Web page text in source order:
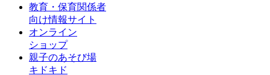
教育・保育関係者
向け情報サイト
オンライン
ショップ
親子のあそび場
キドキド